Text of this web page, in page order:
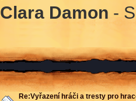
Clara Damon -
Re:Vyřazení hráči a tresty pro